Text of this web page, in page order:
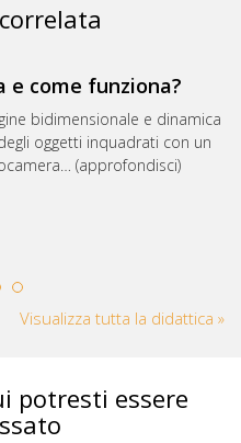
e come funziona?
bidimensionale e dinamica
oggetti inquadrati con un
(approfondisci)
Visualizza tutta la didattica »
potresti essere